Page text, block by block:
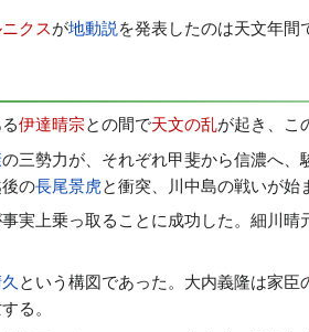
クスが地動説 を発表したのは天文年間
伊達晴宗との間で天文の乱が起き、こ
の三勢力が、それぞれ甲斐から信濃へ
の長尾景虎と衝突、川中島の戦いが始
事実上乗っ取ることに成功した。細川晴
という構図であった。大内義隆は家臣
る。